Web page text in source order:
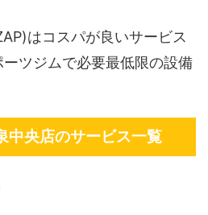
はコスパが良いサービス
ツジムで必要最低限の設備
中央店のサービス一覧